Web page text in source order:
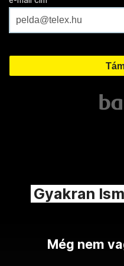
Gyakran
Még nem